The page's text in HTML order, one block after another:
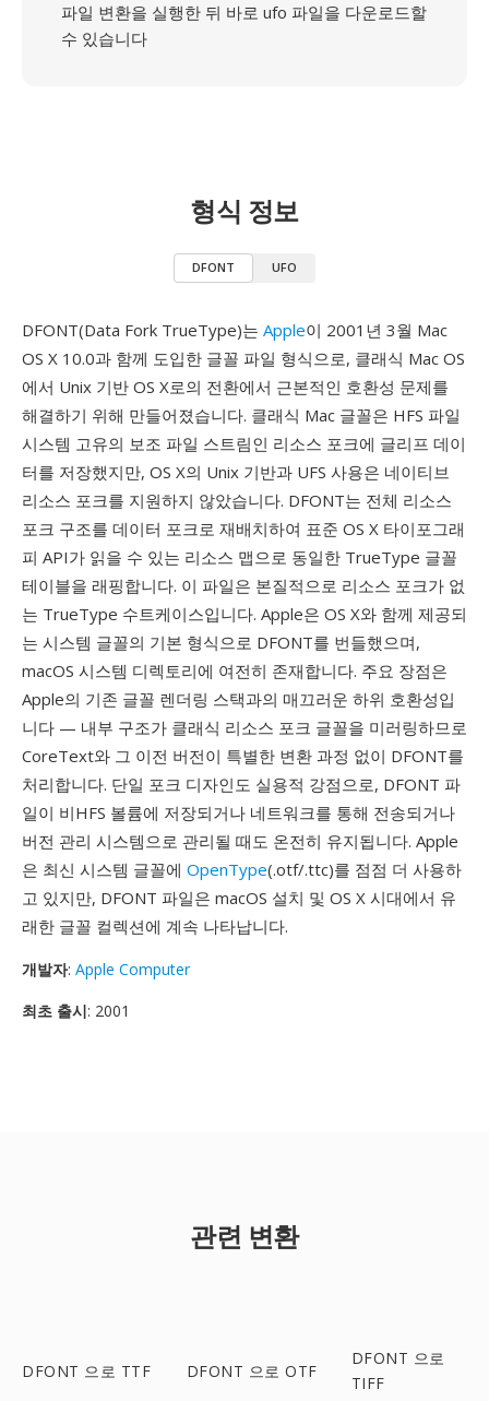
파일 변환을 실행한 뒤 바로 ufo 파일을 다운로드할
수 있습니다
형식 정보
DFONT UFO
DFONT(Data Fork TrueType)는 Apple이 2001년 3월 Mac
OS X 10.0과 함께 도입한 글꼴 파일 형식으로, 클래식 Mac OS
에서 Unix 기반 OS X로의 전환에서 근본적인 호환성 문제를
해결하기 위해 만들어졌습니다. 클래식 Mac 글꼴은 HFS 파일
시스템 고유의 보조 파일 스트림인 리소스 포크에 글리프 데이
터를 저장했지만, OS X의 Unix 기반과 UFS 사용은 네이티브
리소스 포크를 지원하지 않았습니다. DFONT는 전체 리소스
포크 구조를 데이터 포크로 재배치하여 표준 OS X 타이포그래
피 API가 읽을 수 있는 리소스 맵으로 동일한 TrueType 글꼴
테이블을 래핑합니다. 이 파일은 본질적으로 리소스 포크가 없
는 TrueType 수트케이스입니다. Apple은 OS X와 함께 제공되
는 시스템 글꼴의 기본 형식으로 DFONT를 번들했으며,
macOS 시스템 디렉토리에 여전히 존재합니다. 주요 장점은
Apple의 기존 글꼴 렌더링 스택과의 매끄러운 하위 호환성입
니다 — 내부 구조가 클래식 리소스 포크 글꼴을 미러링하므로
CoreText와 그 이전 버전이 특별한 변환 과정 없이 DFONT를
처리합니다. 단일 포크 디자인도 실용적 강점으로, DFONT 파
일이 비HFS 볼륨에 저장되거나 네트워크를 통해 전송되거나
버전 관리 시스템으로 관리될 때도 온전히 유지됩니다. Apple
은 최신 시스템 글꼴에 OpenType(.otf/.ttc)를 점점 더 사용하
고 있지만, DFONT 파일은 macOS 설치 및 OS X 시대에서 유
래한 글꼴 컬렉션에 계속 나타납니다.
개발자: Apple Computer
최초 출시: 2001
관련 변환
DFONT 으로 TTF DFONT 으로 OTF
DFONT 으로
TIFF